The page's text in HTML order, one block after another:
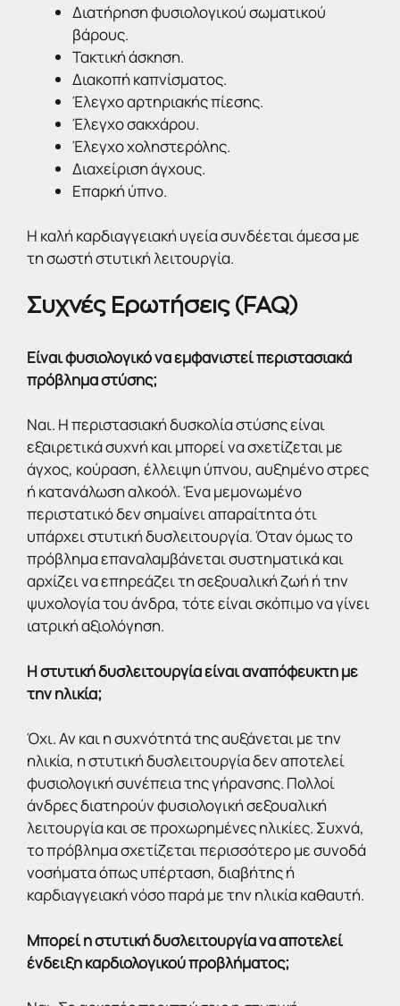
Διατήρηση φυσιολογικού σωματικού
βάρους.
Τακτική άσκηση.
Διακοπή καπνίσματος.
Έλεγχο αρτηριακής πίεσης.
Έλεγχο σακχάρου.
Έλεγχο χοληστερόλης.
Διαχείριση άγχους.
Επαρκή ύπνο.
Η καλή καρδιαγγειακή υγεία συνδέεται άμεσα με
τη σωστή στυτική λειτουργία.
Συχνές Ερωτήσεις (FAQ)
Είναι φυσιολογικό να εμφανιστεί περιστασιακά
πρόβλημα στύσης;
Ναι. Η περιστασιακή δυσκολία στύσης είναι
εξαιρετικά συχνή και μπορεί να σχετίζεται με
άγχος, κούραση, έλλειψη ύπνου, αυξημένο στρες
ή κατανάλωση αλκοόλ. Ένα μεμονωμένο
περιστατικό δεν σημαίνει απαραίτητα ότι
υπάρχει στυτική δυσλειτουργία. Όταν όμως το
πρόβλημα επαναλαμβάνεται συστηματικά και
αρχίζει να επηρεάζει τη σεξουαλική ζωή ή την
ψυχολογία του άνδρα, τότε είναι σκόπιμο να γίνει
ιατρική αξιολόγηση.
Η στυτική δυσλειτουργία είναι αναπόφευκτη με
την ηλικία;
Όχι. Αν και η συχνότητά της αυξάνεται με την
ηλικία, η στυτική δυσλειτουργία δεν αποτελεί
φυσιολογική συνέπεια της γήρανσης. Πολλοί
άνδρες διατηρούν φυσιολογική σεξουαλική
λειτουργία και σε προχωρημένες ηλικίες. Συχνά,
το πρόβλημα σχετίζεται περισσότερο με συνοδά
νοσήματα όπως υπέρταση, διαβήτης ή
καρδιαγγειακή νόσο παρά με την ηλικία καθαυτή.
Μπορεί η στυτική δυσλειτουργία να αποτελεί
ένδειξη καρδιολογικού προβλήματος;